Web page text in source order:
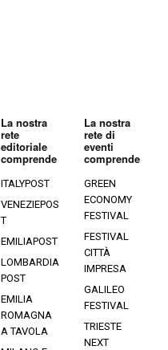
La nostra
rete
editoriale
comprende
ITALYPOST
VENEZIEPOS
T
EMILIAPOST
LOMBARDIA
POST
EMILIA
ROMAGNA
A TAVOLA
La nostra
rete di
eventi
comprende
GREEN
ECONOMY
FESTIVAL
FESTIVAL
CITTÀ
IMPRESA
GALILEO
FESTIVAL
TRIESTE
NEXT